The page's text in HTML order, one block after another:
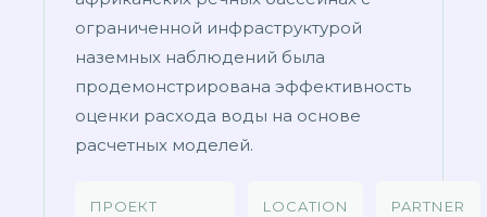
ограниченной инфраструктурой
наземных наблюдений была
продемонстрирована эффективность
оценки расхода воды на основе
расчетных моделей.
ПРОЕКТ LOCATION PARTNER